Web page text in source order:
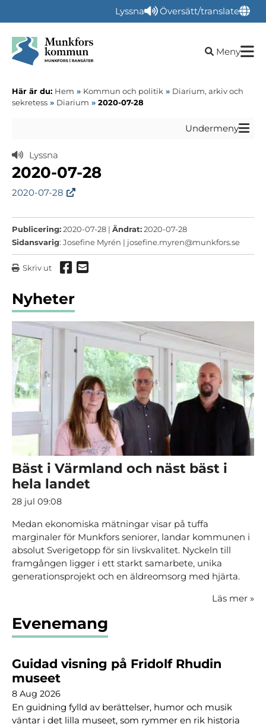
Lyssna Översätt/translate
Öppna
Meny
Här är du: Hem » Kommun och politik » Diarium, arkiv och
sekretess » Diarium » 2020-07-28
Undermeny
Lyssna
2020-07-28
2020-07-28
Publicering:2020-07-28 | Ändrat:2020-07-28
Sidansvarig: Josefine Myrén | josefine.myren@munkfors.se
Skriv ut Dela via Facebook
Dela via mail
Nyheter
Bäst i Värmland och näst bäst i
hela landet
28 jul 09:08
Medan ekonomiska mätningar visar på tuffa
marginaler för Munkfors seniorer, landar kommunen i
absolut Sverigetopp för sin livskvalitet. Nyckeln till
framgången ligger i ett starkt samarbete, unika
generationsprojekt och en äldreomsorg med hjärta.
Läs mer »
Evenemang
Guidad visning på Fridolf Rhudin
museet
8 Aug 2026
En guidning fylld av berättelser, humor och musik
väntar i det lilla museet, som rymmer en rik historia